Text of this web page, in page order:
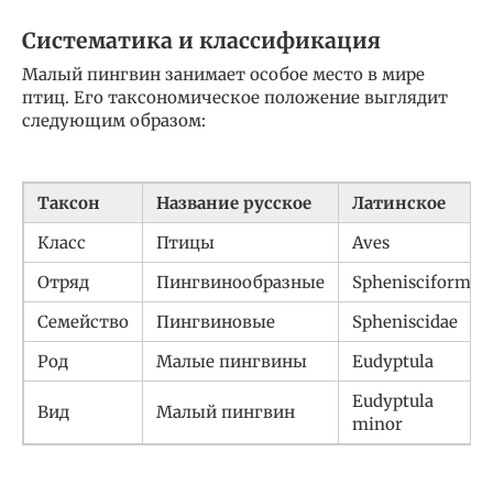
Систематика и классификация
Малый пингвин занимает особое место в мире
птиц. Его таксономическое положение выглядит
следующим образом:
Таксон Название русское
Латинское
Класс
Птицы
Aves
Отряд
Пингвинообразные
Sphenisciformes
Семейство
Пингвиновые
Spheniscidae
Род
Малые пингвины Eudyptula
Вид Малый пингвин
Eudyptula
minor